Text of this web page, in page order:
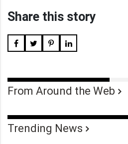
Share this story
From Around the Web
Trending News